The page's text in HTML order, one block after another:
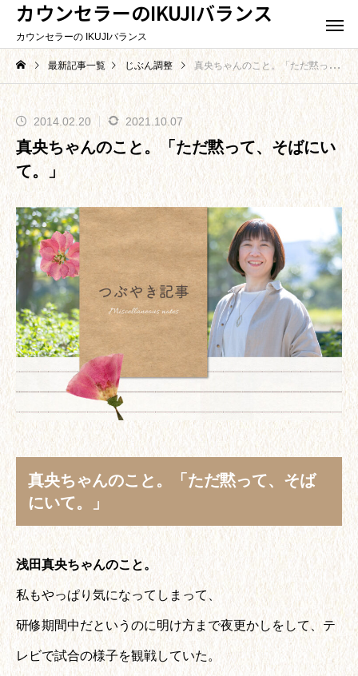
カウンセラーのIKUJIバランス
カウンセラーの IKUJIバランス
最新記事一覧 じぶん調整 真央ちゃんのこと。「ただ黙って、そばにいて。」
2014.02.20 2021.10.07
真央ちゃんのこと。「ただ黙って、そばにい
て。」
真央ちゃんのこと。「ただ黙って、そば
にいて。」
浅田真央ちゃんのこと。
私もやっぱり気になってしまって、
研修期間中だというのに明け方まで夜更かしをして、テ
レビで試合の様子を観戦していた。